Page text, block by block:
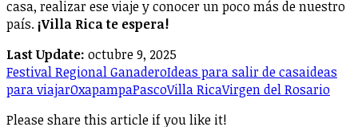
casa, realizar ese viaje y conocer un poco más de nuestro
país. ¡Villa Rica te espera!
Last Update: octubre 9, 2025
Festival Regional GanaderoIdeas para salir de casaideas
para viajarOxapampaPascoVilla RicaVirgen del Rosario
Please share this article if you like it!